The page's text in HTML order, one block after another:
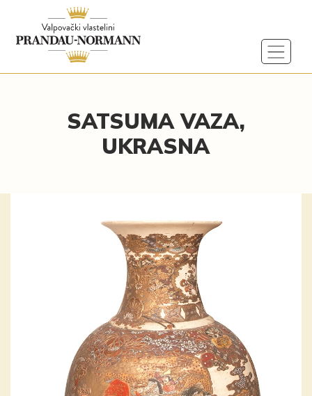
SATSUMA VAZA,
UKRASNA